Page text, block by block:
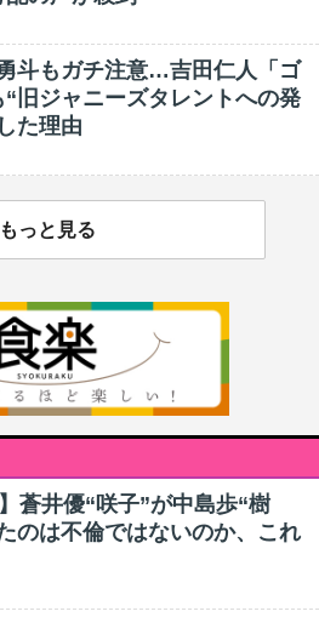
斗もガチ注意…吉田仁人「ゴ
“旧ジャニーズタレントへの発
た理由
もっと見る
蒼井優“咲子”が中島歩“樹
のは不倫ではないのか、これ